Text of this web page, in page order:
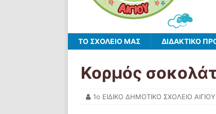
ΤΟ ΣΧΟΛΕΙΟ ΜΑΣ ΔΙΔΑΚΤΙΚΟ
Κορμός
1ο ΕΙΔΙΚΟ ΔΗΜΟΤΙΚΟ ΣΧΟΛΕΙΟ ΑΙΓΙΟΥ